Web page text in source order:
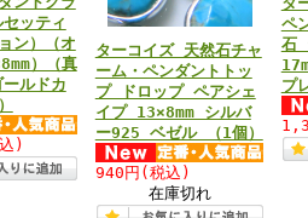
ッティ
ン）（オ
）（真
ルドカ
)
ターコイズ 天然石チャ
ーム・ペンダントトッ
プ ドロップ ペアシェ
イプ 13×8mm シルバ
ー925 ベゼル （1個）
940円 (税込)
在庫切れ
ペ
石
プ